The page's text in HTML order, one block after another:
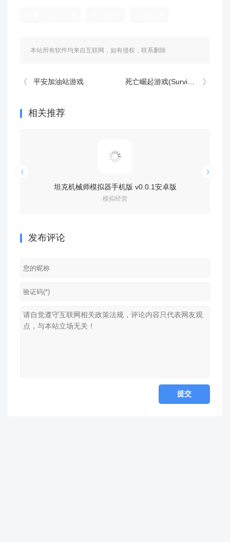
本站所有软件均来自互联网，如有侵权，联系删除
平安加油站游戏 死亡崛起游戏(Survivor Base)
相关推荐
坦克机械师模拟器手机版 v0.0.1安卓版
模拟经营
发布评论